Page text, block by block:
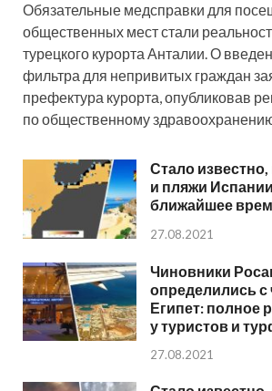
Обязательные медсправки для
общественных мест стали
турецкого курорта Анталии. О
фильтра для непривитых граждан
префектура курорта, опубликовав
по общественному
Стало
и пляжи
ближайшее
27.08.2021
Чиновники
определились с
Египет: полное
у туристов и
27.08.2021